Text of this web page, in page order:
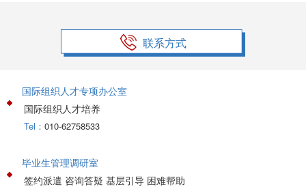
联系方式
国际组织人才专项办公室
国际组织人才培养
Tel： 010-62758533
毕业生管理调研室
签约派遣 咨询答疑 基层引导 困难帮助